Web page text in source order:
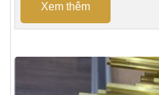
Xem thêm